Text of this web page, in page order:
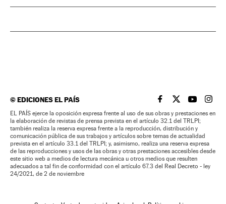
©EDICIONES EL PAÍS EL PAÍS BRASIL EN
EL PAÍSEL PAÍS
EL
EL PAÍS ejerce la oposición expresa frente al uso de sus obras y prestaciones en
la elaboración de revistas de prensa prevista en el artículo 32.1 del TRLPI;
también realiza la reserva expresa frente a la reproducción, distribución y
comunicación pública de sus trabajos y artículos sobre temas de actualidad
prevista en el artículo 33.1 del TRLPI; y, asimismo, realiza una reserva expresa
de las reproducciones y usos de las obras y otras prestaciones accesibles desde
este sitio web a medios de lectura mecánica u otros medios que resulten
adecuados a tal fin de conformidad con el artículo 67.3 del Real Decreto - ley
24/2021, de 2 de noviembre